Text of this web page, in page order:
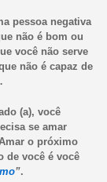
pessoa negativa
não é bom ou
você não serve
não é capaz de
(a), você
se amar
o próximo
de você é você
”.